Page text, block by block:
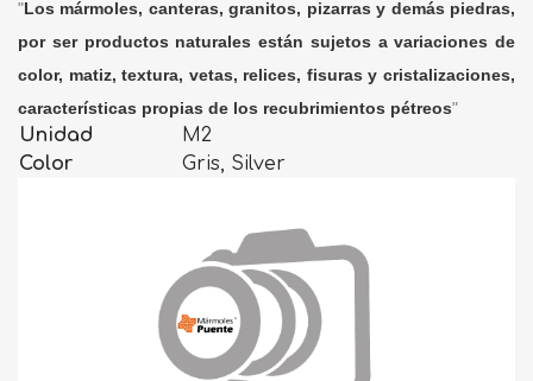
"Los mármoles, canteras, granitos, pizarras y demás piedras,
por ser productos naturales están sujetos a variaciones de
color, matiz, textura, vetas, relices, fisuras y cristalizaciones,
características propias de los recubrimientos pétreos"
Unidad
M2
Color
Gris, Silver